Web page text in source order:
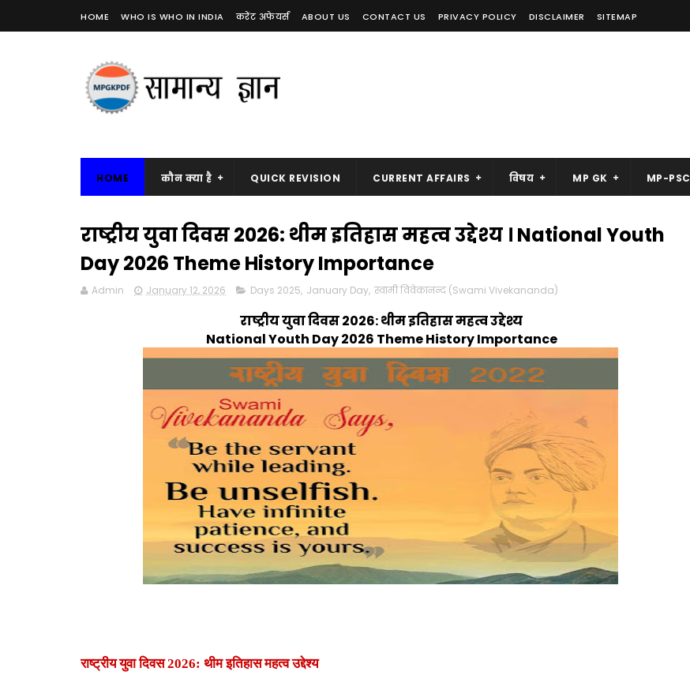
HOME WHO IS WHO IN INDIA करेंट अफेयर्स ABOUT US CONTACT US PRIVACY POLICY DISCLAIMER SITEMAP
HOME कौन क्या है QUICK REVISION CURRENT AFFAIRS विषय MP GK MP-PSC
राष्ट्रीय युवा दिवस 2026: थीम इतिहास महत्व उद्देश्य । National Youth
Day 2026 Theme History Importance
Admin January 12, 2026 Days 2025, January Day, स्वामी विवेकानन्द (Swami Vivekananda)
राष्ट्रीय युवा दिवस 2026: थीम इतिहास महत्व उद्देश्य
National Youth Day 2026 Theme History Importance
राष्ट्रीय युवा दिवस 2026: थीम इतिहास महत्व उद्देश्य